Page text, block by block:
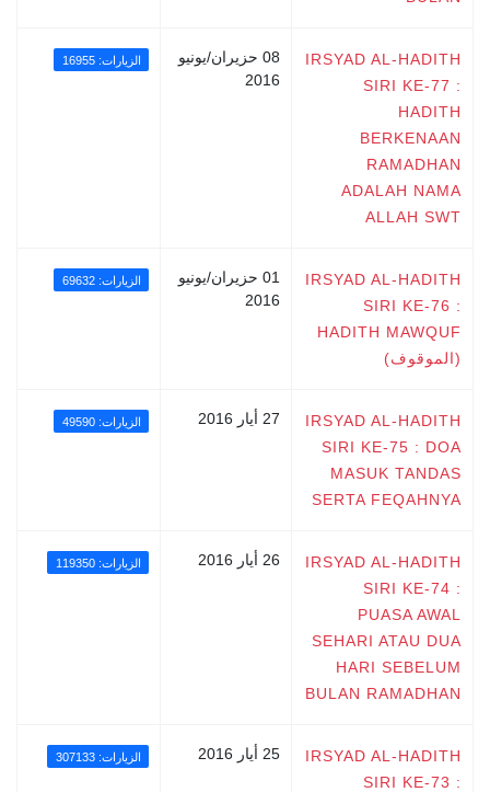
IRSYAD AL-HADITH
SIRI KE-77 :
HADITH
BERKENAAN
RAMADHAN
ADALAH NAMA
ALLAH SWT
08 حزيران/يونيو
2016
الزيارات: 16955
IRSYAD AL-HADITH
SIRI KE-76 :
HADITH MAWQUF
(الموقوف)
01 حزيران/يونيو
2016
الزيارات: 69632
IRSYAD AL-HADITH
SIRI KE-75 : DOA
MASUK TANDAS
SERTA FEQAHNYA
27 أيار 2016 الزيارات: 49590
IRSYAD AL-HADITH
SIRI KE-74 :
PUASA AWAL
SEHARI ATAU DUA
HARI SEBELUM
BULAN RAMADHAN
26 أيار 2016 الزيارات: 119350
IRSYAD AL-HADITH
SIRI KE-73 :
25 أيار 2016 الزيارات: 307133